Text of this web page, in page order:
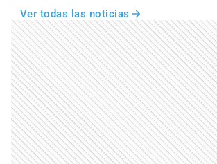
Ver todas las noticias